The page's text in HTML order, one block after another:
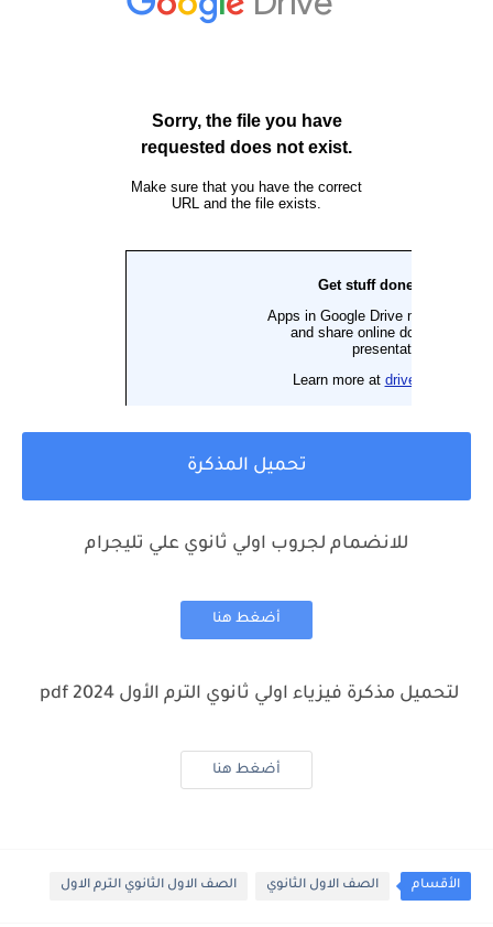
تحميل المذكرة
للانضمام لجروب اولي ثانوي علي تليجرام
أضغط هنا
لتحميل مذكرة فيزياء اولي ثانوي الترم الأول 2024 pdf
أضغط هنا
الأقسام الصف الاول الثانوي الصف الاول الثانوي الترم الاول